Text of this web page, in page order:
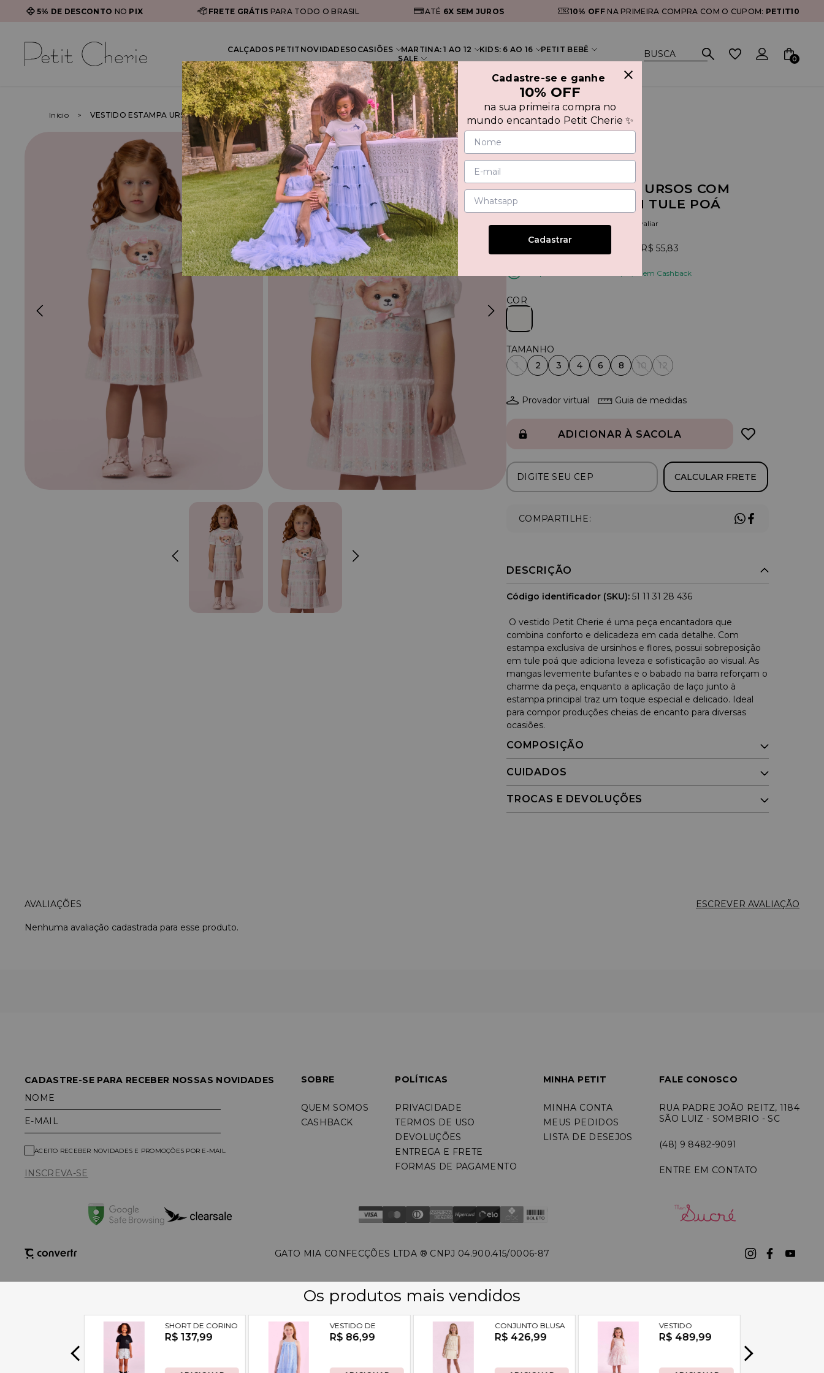
5% DE DESCONTO NO PIX FRETE GRÁTIS PARA TODO O BRASIL ATÉ 6X SEM JUROS 10% OFFNA PRIMEIRA COMPRA COM O CUPOM: PETIT10
CALÇADOS PETIT NOVIDADESOCASIÕES MARTINA: 1 AO 12 KIDS: 6 AO 16
PETIT BEBÊ
SALE
0
Início VESTIDO ESTAMPA URSOS COM SOBREPOSIÇÃO EM TULE POÁ
VESTIDO ESTAMPA URSOS COM
SOBREPOSIÇÃO EM TULE POÁ
(0) Seja o primeiro a avaliar
R$ 335,00 R$ 55,83
Compre e receba de volta R$ 16,75 em Cashback
COR
1 2 3 4 6 8 10 12
Provador virtual Guia de medidas
ADICIONAR À SACOLA
CALCULAR FRETE
COMPARTILHE:
DESCRIÇÃO
Código identificador (SKU): 51 11 31 28 436
O vestido Petit Cherie é uma peça encantadora que
combina conforto e delicadeza em cada detalhe. Com
estampa exclusiva de ursinhos e flores, possui sobreposição
em tule poá que adiciona leveza e sofisticação ao visual. As
mangas levemente bufantes e o babado na barra reforçam o
charme da peça, enquanto a aplicação de laço junto à
estampa principal traz um toque especial e delicado. Ideal
para compor produções cheias de encanto para diversas
ocasiões.
COMPOSIÇÃO
CUIDADOS
TROCAS E DEVOLUÇÕES
ESCREVER AVALIAÇÃO
Nenhuma avaliação cadastrada para esse produto.
CADASTRE-SE PARA RECEBER NOSSAS NOVIDADES
NOME
E-MAIL
INSCREVA-SE
ACEITO RECEBER NOVIDADES E PROMOÇÕES POR E-MAIL
SOBRE
QUEM SOMOS
CASHBACK
POLÍTICAS
PRIVACIDADE
TERMOS DE USO
DEVOLUÇÕES
ENTREGA E FRETE
FORMAS DE PAGAMENTO
MINHA PETIT
MINHA CONTA
MEUS PEDIDOS
LISTA DE DESEJOS
FALE CONOSCO
RUA PADRE JOÃO REITZ, 1184
SÃO LUIZ - SOMBRIO - SC
(48) 9 8482-9091
ENTRE EM CONTATO
GATO MIA CONFECÇÕES LTDA ®️ CNPJ 04.900.415/0006-87
Cadastre-se e ganhe
10% OFF
na sua primeira compra no
mundo encantado Petit Cherie ✨
Cadastrar